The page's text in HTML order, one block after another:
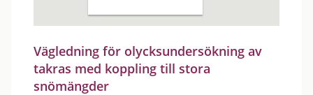
Vägledning för olycksundersökning av
takras med koppling till stora
snömängder